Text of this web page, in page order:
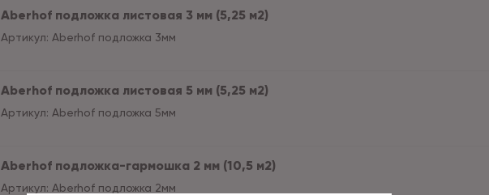
Aberhof подложка листовая 3 мм (5,25 м2)
Артикул: Aberhof подложка 3мм
Aberhof подложка листовая 5 мм (5,25 м2)
Артикул: Aberhof подложка 5мм
Aberhof подложка-гармошка 2 мм (10,5 м2)
Артикул: Aberhof подложка 2мм